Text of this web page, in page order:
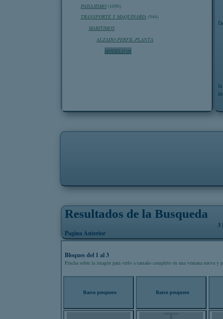
PAISAJISMO (1050)
TRANSPORTE Y MAQUINARIA (544)
MARITIMOS
ALZADO-PERFIL-PLANTA
MODELO 08
Resultados de la Busqueda
Pagina Anterior
3
Bloques del 1 al 3
Pincha sobre la imagen para verlo a tamaño completo en una ventana nueva y
Barco pesquero Barco pesquero